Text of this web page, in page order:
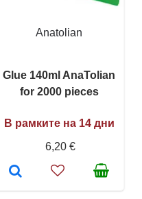
Anatolian
Glue 140ml AnaTolian
for 2000 pieces
В рамките на 14 дни
6,20 €